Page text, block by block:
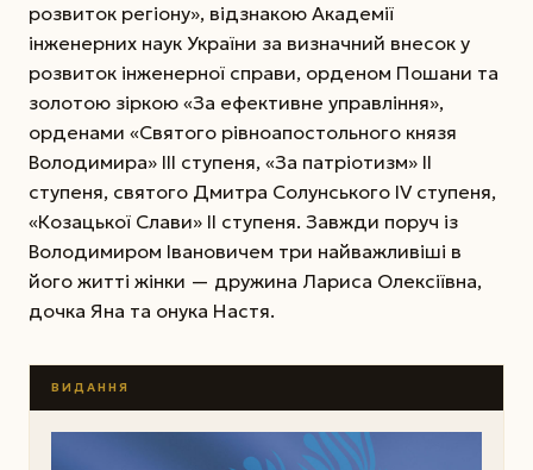
розвиток регіону», відзнакою Академії
інженерних наук України за визначний внесок у
розвиток інженерної справи, орденом Пошани та
золотою зіркою «За ефективне управління»,
орденами «Святого рівноапостольного князя
Володимира» ІІІ ступеня, «За патріотизм» ІІ
ступеня, святого Дмитра Солунського ІV ступеня,
«Козацької Слави» ІІ ступеня. Завжди поруч із
Володимиром Івановичем три найважливіші в
його житті жінки — дружина Лариса Олексіївна,
дочка Яна та онука Настя.
ВИДАННЯ